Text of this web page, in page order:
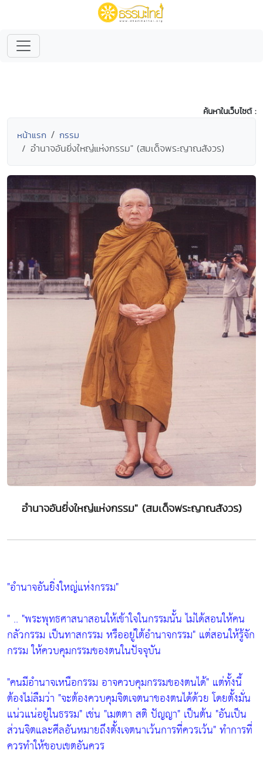
ค้นหาในเว็บไซต์ :
หน้าแรก กรรม
อำนาจอันยิ่งใหญ่แห่งกรรม" (สมเด็จพระญาณสังวร)
อำนาจอันยิ่งใหญ่แห่งกรรม" (สมเด็จพระญาณสังวร)
"อำนาจอันยิ่งใหญ่แห่งกรรม"
" .. "พระพุทธศาสนาสอนให้เข้าใจในกรรมนั้น ไม่ได้สอนให้คน
กลัวกรรม เป็นทาสกรรม หรืออยู่ใต้อำนาจกรรม" แต่สอนให้รู้จัก
กรรม ให้ควบคุมกรรมของตนในปัจจุบัน
"คนมีอำนาจเหนือกรรม อาจควบคุมกรรมของตนได้" แต่ทั้งนี้
ต้องไม่ลืมว่า "จะต้องควบคุมจิตเจตนาของตนได้ด้วย โดยตั้งมั่น
แน่วแน่อยู่ในธรรม" เช่น "เมตตา สติ ปัญญา" เป็นต้น "อันเป็น
ส่วนจิตและศีลอันหมายถึงตั้งเจตนาเว้นการที่ควรเว้น"ทำการที่
ควรทำให้ขอบเขตอันควร